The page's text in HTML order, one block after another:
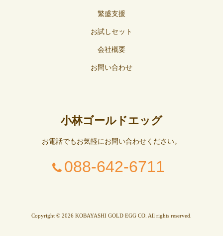
繁盛支援
お試しセット
会社概要
お問い合わせ
小林ゴールドエッグ
お電話でもお気軽にお問い合わせください。
088-642-6711
Copyright © 2026 KOBAYASHI GOLD EGG CO. All rights reserved.